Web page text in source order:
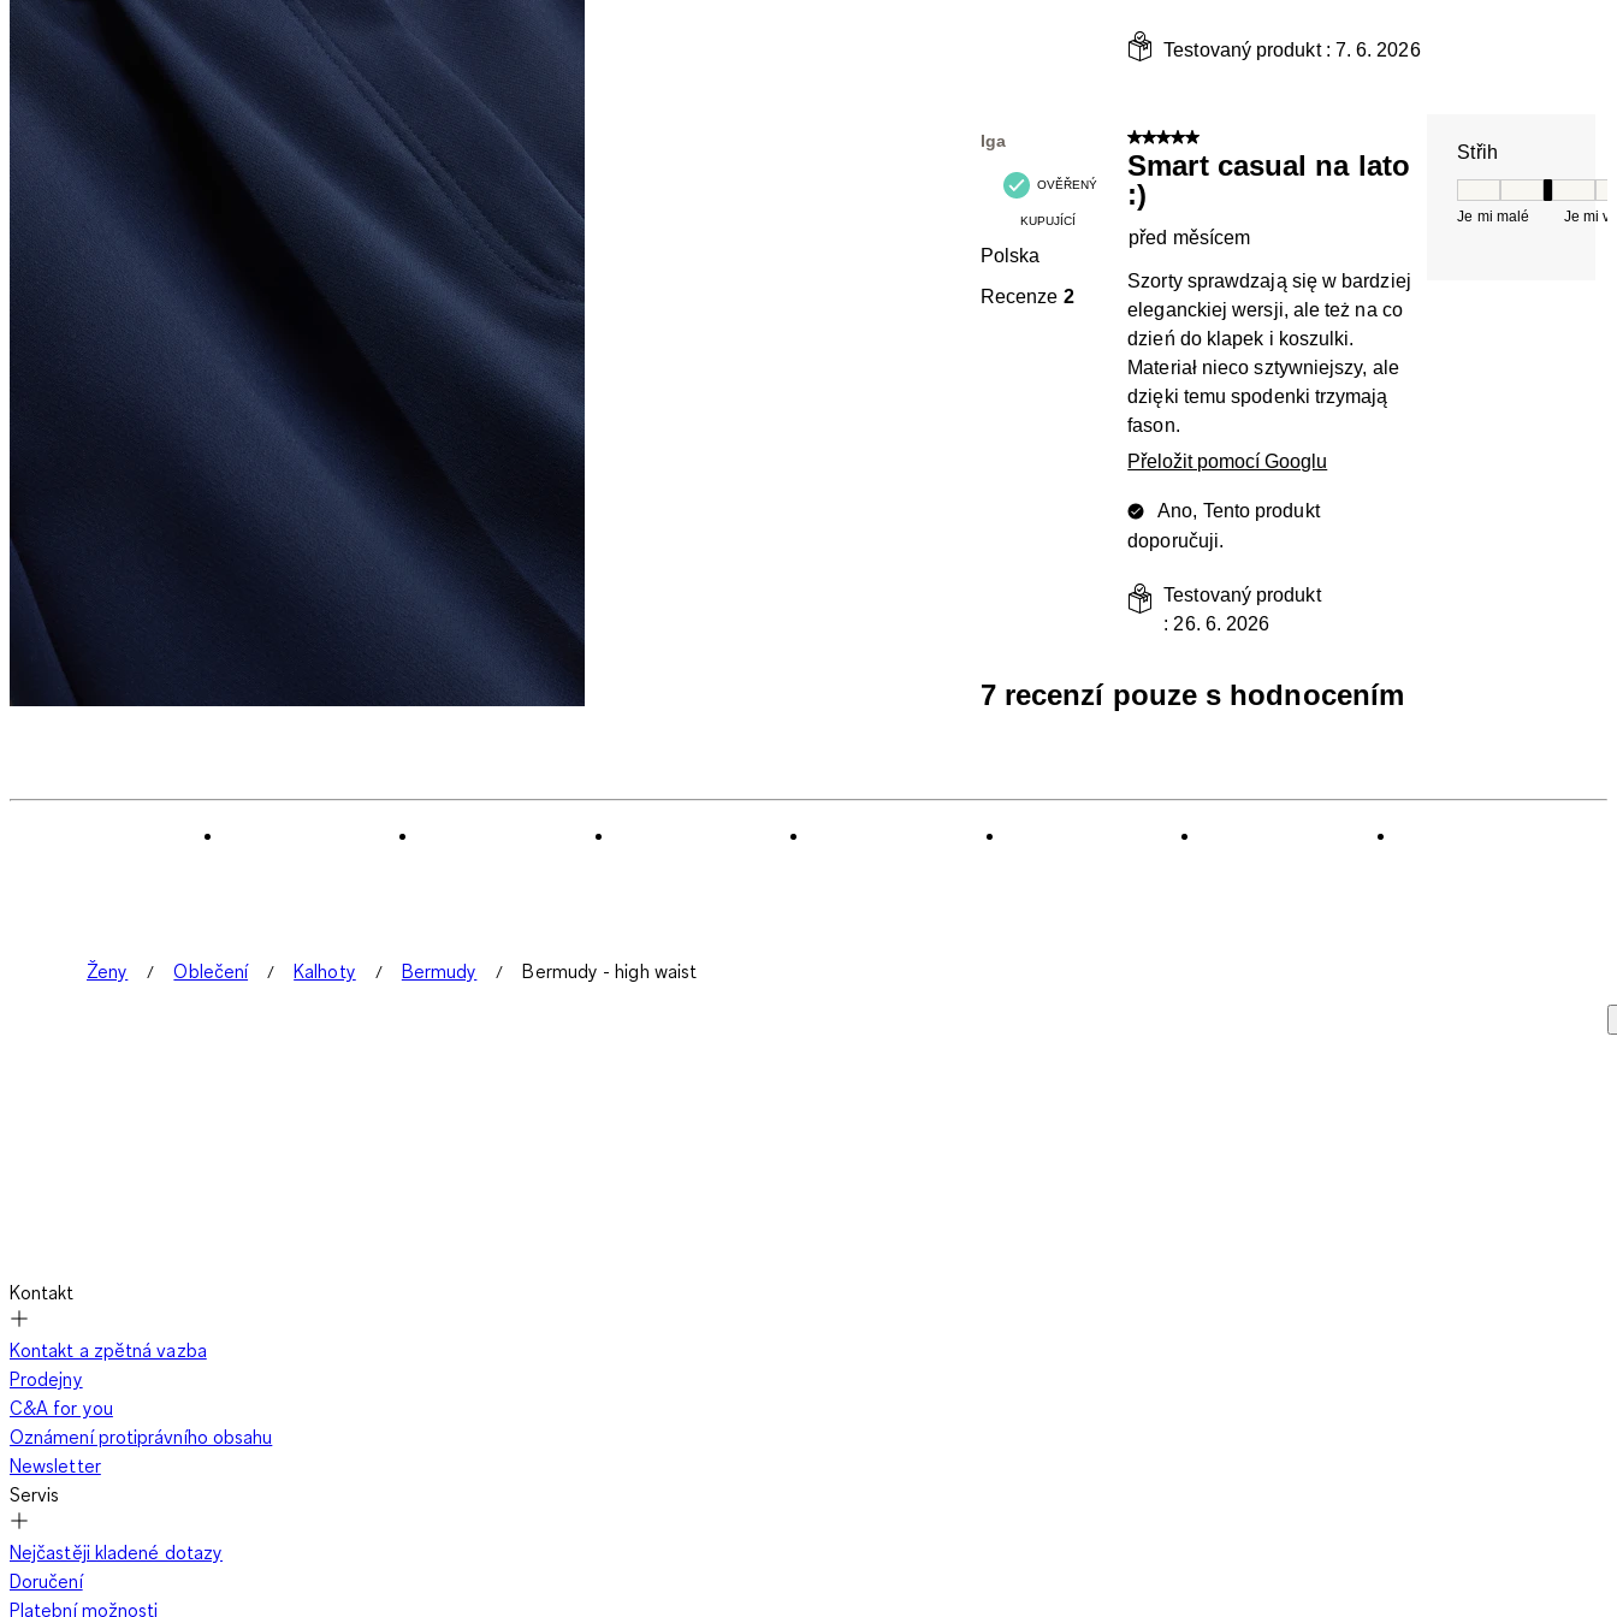
Testovaný produkt : 7. 6. 2026
Iga
OVĚŘENÝ
KUPUJÍCÍ
Polska
Recenze 2
5 z 5 hvězdiček.
Smart casual na lato
:)
před měsícem
Szorty sprawdzają się w bardziej
eleganckiej wersji, ale też na co
dzień do klapek i koszulki.
Materiał nieco sztywniejszy, ale
dzięki temu spodenki trzymają
fason.
Přeložit pomocí Googlu
Ano, Tento produkt
doporučuji.
Testovaný produkt
: 26. 6. 2026
Střih
Je mi malé Je mi
7 recenzí pouze s hodnocením
Ženy Oblečení Kalhoty Bermudy Bermudy - high waist
Kontakt
Kontakt a zpětná vazba
Prodejny
C&A for you
Oznámení protiprávního obsahu
Newsletter
Servis
Nejčastěji kladené dotazy
Doručení
Platební možnosti